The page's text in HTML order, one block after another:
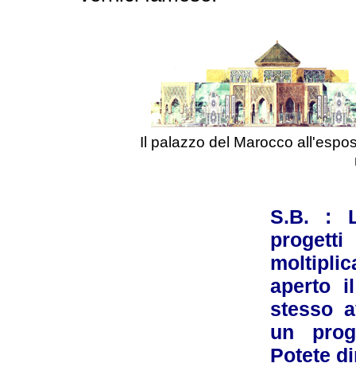
Il palazzo del Marocco
S.B. :
aperto
stesso
un
Potete